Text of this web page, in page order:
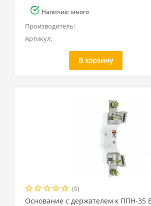
Наличие: много
Производитель:
Артикул:
В корзину
(0)
Основание с держателем к ППН-35